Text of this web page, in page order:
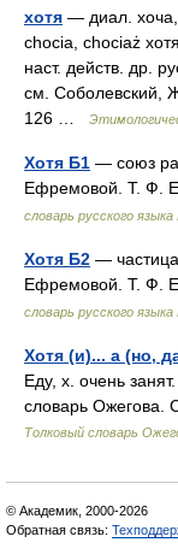
хотя — диал. хоча,
сhосiа, сhосiаż
наст. действ. др.
см. Соболевский,
126 …
Хотя Б1 — союз
Ефремовой. Т. Ф.
словарь русского
Хотя Б2 —
Ефремовой. Т. Ф.
словарь русского
Хотя (и)... а (но,
Еду, х. очень
словарь
Толковый словарь
© Академик, 2000-2026
Обратная связь: